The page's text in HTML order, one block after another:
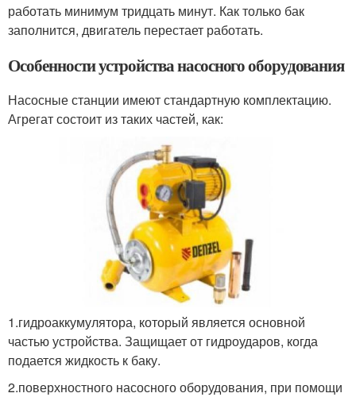
работать минимум тридцать минут. Как только бак
заполнится, двигатель перестает работать.
Особенности устройства насосного оборудования
Насосные станции имеют стандартную комплектацию.
Агрегат состоит из таких частей, как:
1.гидроаккумулятора, который является основной
частью устройства. Защищает от гидроударов, когда
подается жидкость к баку.
2.поверхностного насосного оборудования, при помощи